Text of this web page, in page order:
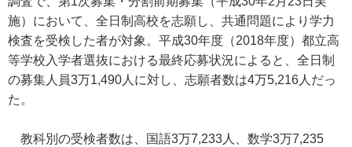
施）において、全日制高校を志願し、共通問題により学力
検査を受検した者が対象。平成30年度（2018年度）都立高
等学校入学者選抜における最終応募状況によると、全日制
の募集人員3万1,490人に対し、志願者数は4万5,216人だっ
た。
教科別の受検者数は、国語3万7,233人、数学3万7,235